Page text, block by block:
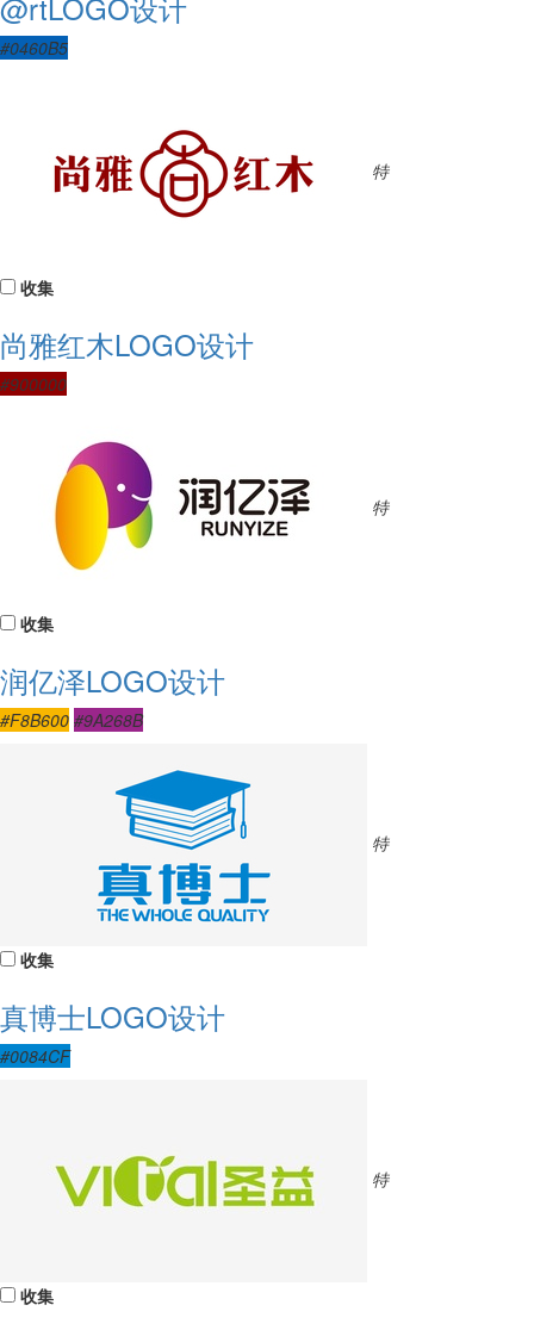
#0460B5
特
收集
尚雅红木LOGO设计
#900000
特
收集
润亿泽LOGO设计
#F8B600 #9A268B
特
收集
真博士LOGO设计
#0084CF
特
收集